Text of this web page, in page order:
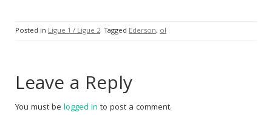
Posted in Ligue 1 / Ligue 2 Tagged Ederson, ol
Leave a Reply
You must be logged in to post a comment.